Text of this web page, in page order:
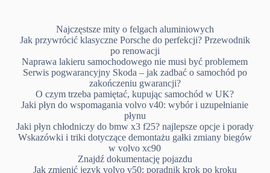
Najczęstsze mity o felgach aluminiowych
Jak przywrócić klasyczne Porsche do perfekcji? Przewodnik
po renowacji
Naprawa lakieru samochodowego nie musi być problemem
Serwis pogwarancyjny Skoda – jak zadbać o samochód po
zakończeniu gwarancji?
O czym trzeba pamiętać, kupując samochód w UK?
Jaki płyn do wspomagania volvo v40: wybór i uzupełnianie
płynu
Jaki płyn chłodniczy do bmw x3 f25? najlepsze opcje i porady
Wskazówki i triki dotyczące demontażu gałki zmiany biegów
w volvo xc90
Znajdź dokumentację pojazdu
Jak zmienić język volvo v50: poradnik krok po kroku